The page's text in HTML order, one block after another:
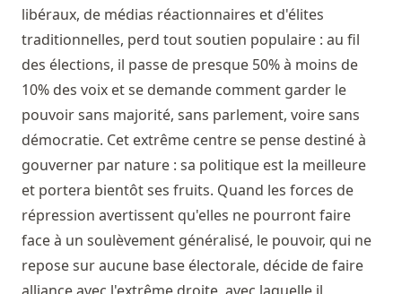
libéraux, de médias réactionnaires et d'élites
traditionnelles, perd tout soutien populaire : au fil
des élections, il passe de presque 50% à moins de
10% des voix et se demande comment garder le
pouvoir sans majorité, sans parlement, voire sans
démocratie. Cet extrême centre se pense destiné à
gouverner par nature : sa politique est la meilleure
et portera bientôt ses fruits. Quand les forces de
répression avertissent qu'elles ne pourront faire
face à un soulèvement généralisé, le pouvoir, qui ne
repose sur aucune base électorale, décide de faire
alliance avec l'extrême droite, avec laquelle il